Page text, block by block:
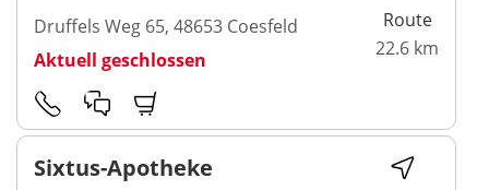
Druffels Weg 65, 48653 Coesfeld
Aktuell geschlossen
Route
22.6 km
Sixtus-Apotheke